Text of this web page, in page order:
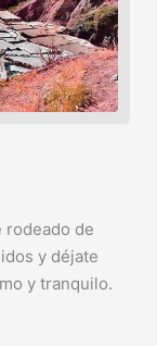
rodeado de
y déjate
y tranquilo.